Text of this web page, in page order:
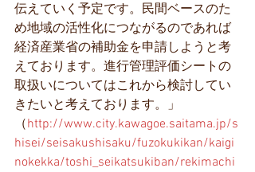
伝えていく予定です。民間ベースのた
め地域の活性化につながるのであれば
経済産業省の補助金を申請しようと考
えております。進行管理評価シートの
取扱いについてはこれから検討してい
きたいと考えております。」
（http://www.city.kawagoe.saitama.jp/s
hisei/seisakushisaku/fuzokukikan/kaigi
nokekka/toshi_seikatsukiban/rekimachi